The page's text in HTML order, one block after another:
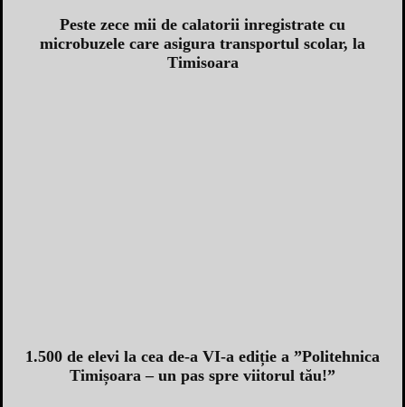
Peste zece mii de calatorii inregistrate cu
microbuzele care asigura transportul scolar, la
Timisoara
1.500 de elevi la cea de-a VI-a ediție a ”Politehnica
Timișoara – un pas spre viitorul tău!”